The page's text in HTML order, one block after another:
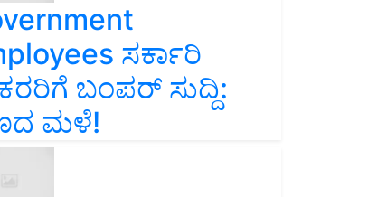
ಸರ್ಕಾರಿ
ಬಂಪರ್‌ ಸುದ್ದಿ:
ಮಳೆ!